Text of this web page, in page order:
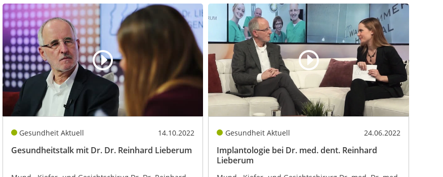
Gesundheit Aktuell 14.10.2022
Gesundheitstalk mit Dr. Dr. Reinhard Lieberum
Gesundheit Aktuell 24.06.2022
Implantologie bei Dr. med. dent. Reinhard
Lieberum